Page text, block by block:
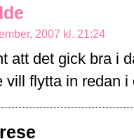
2007 kl. 21:24
att det gick bra i
vill flytta in redan i